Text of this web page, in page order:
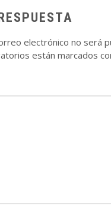
electrónico no será
están marcados